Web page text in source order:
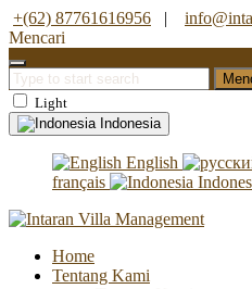
+(62) 87761616956 |
Mencari
Light
Indonesia
English
français
Home
Tentang Kami